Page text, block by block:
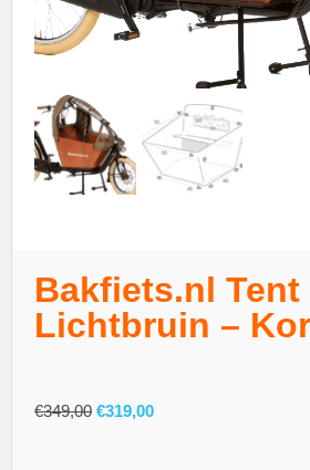
Bakfiets.nl Tent
Lichtbruin –
€349,00 €319,00